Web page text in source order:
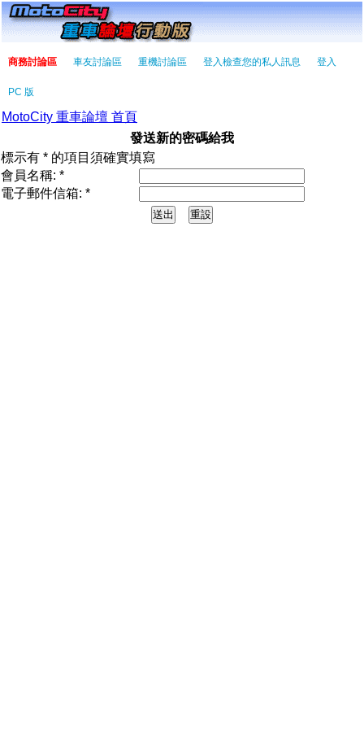
商務討論區 車友討論區 重機討論區 登入檢查您的私人訊息 登入
PC 版
MotoCity 重車論壇 首頁
發送新的密碼給我
標示有 * 的項目須確實填寫
會員名稱: *
電子郵件信箱: *